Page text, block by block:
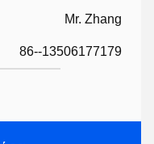
Mr. Zhang
86--13506177179